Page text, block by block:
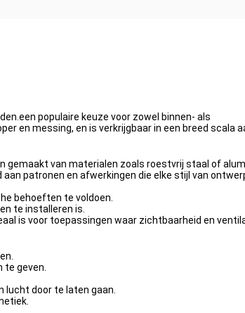
populaire keuze voor zowel binnen- als
en messing, en is verkrijgbaar in een breed scala
gemaakt van materialen zoals roestvrij staal of
patronen en afwerkingen die elke stijl van
behoeften te voldoen.
te installeren is.
is voor toepassingen waar zichtbaarheid en
geven.
door te laten gaan.